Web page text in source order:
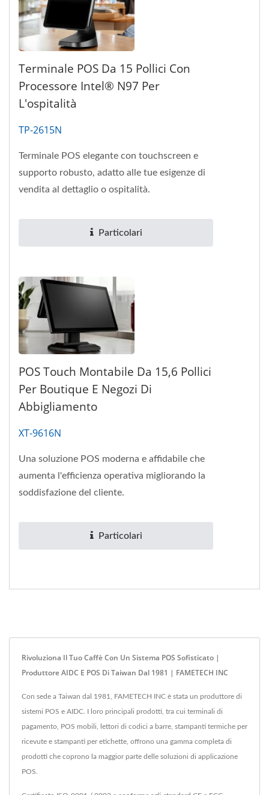
Terminale POS Da 15 Pollici Con
Processore Intel® N97 Per
L'ospitalità
TP-2615N
Terminale POS elegante con touchscreen e
supporto robusto, adatto alle tue esigenze di
vendita al dettaglio o ospitalità.
Particolari
POS Touch Montabile Da 15,6 Pollici
Per Boutique E Negozi Di
Abbigliamento
XT-9616N
Una soluzione POS moderna e affidabile che
aumenta l'efficienza operativa migliorando la
soddisfazione del cliente.
Particolari
Rivoluziona Il Tuo Caffè Con Un Sistema POS Sofisticato |
Produttore AIDC E POS Di Taiwan Dal 1981 | FAMETECH INC
Con sede a Taiwan dal 1981, FAMETECH INC è stata un produttore di
sistemi POS e AIDC. I loro principali prodotti, tra cui terminali di
pagamento, POS mobili, lettori di codici a barre, stampanti termiche per
ricevute e stampanti per etichette, offrono una gamma completa di
prodotti che coprono la maggior parte delle soluzioni di applicazione
POS.